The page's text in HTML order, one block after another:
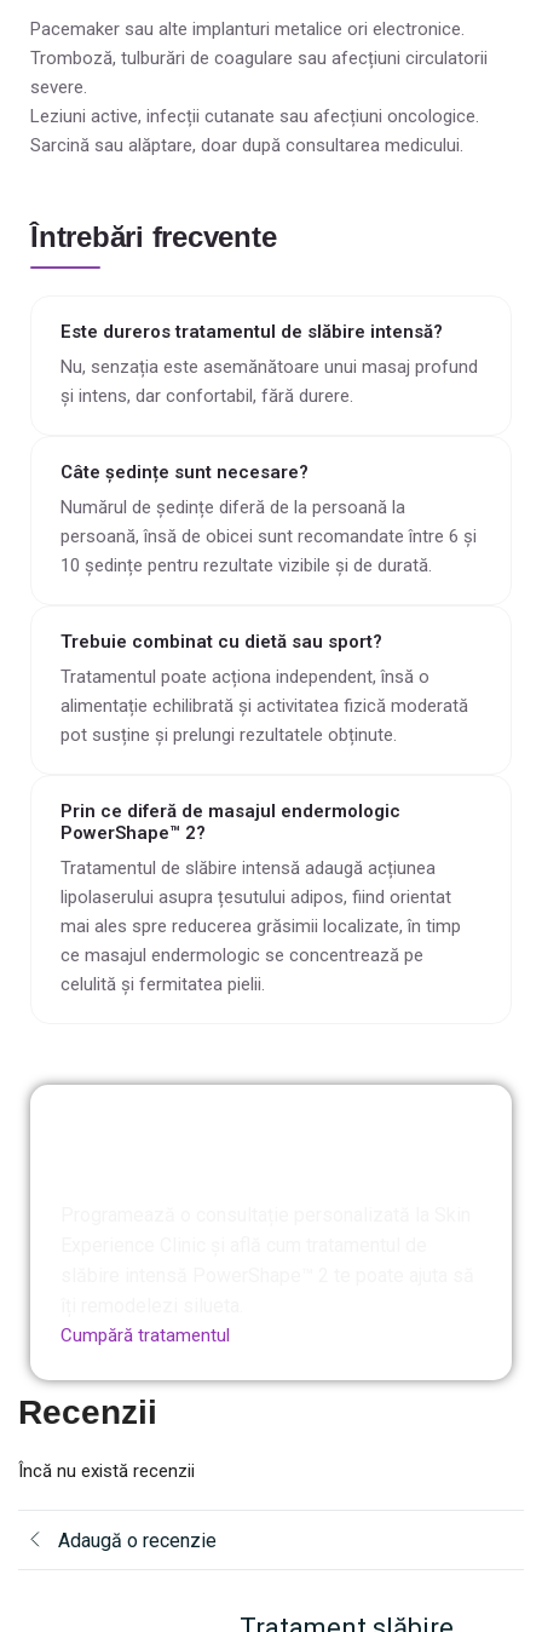
Pacemaker sau alte implanturi metalice ori electronice.
Tromboză, tulburări de coagulare sau afecțiuni circulatorii
severe.
Leziuni active, infecții cutanate sau afecțiuni oncologice.
Sarcină sau alăptare, doar după consultarea medicului.
Întrebări frecvente
Este dureros tratamentul de slăbire intensă?
Nu, senzația este asemănătoare unui masaj profund
și intens, dar confortabil, fără durere.
Câte ședințe sunt necesare?
Numărul de ședințe diferă de la persoană la
persoană, însă de obicei sunt recomandate între 6 și
10 ședințe pentru rezultate vizibile și de durată.
Trebuie combinat cu dietă sau sport?
Tratamentul poate acționa independent, însă o
alimentație echilibrată și activitatea fizică moderată
pot susține și prelungi rezultatele obținute.
Prin ce diferă de masajul endermologic
PowerShape™ 2?
Tratamentul de slăbire intensă adaugă acțiunea
lipolaserului asupra țesutului adipos, fiind orientat
mai ales spre reducerea grăsimii localizate, în timp
ce masajul endermologic se concentrează pe
celulită și fermitatea pielii.
Cumpără tratamentul
Recenzii
Încă nu există recenzii
Adaugă o recenzie